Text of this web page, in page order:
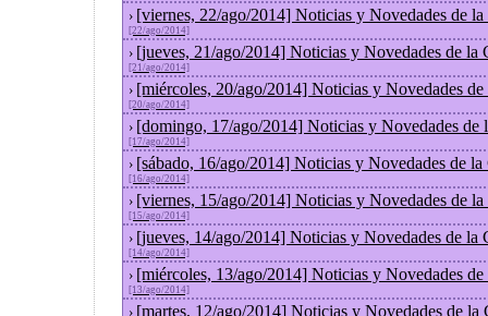
› [viernes, 22/ago/2014] Noticias y Novedades de
[22/ago/2014]
› [jueves, 21/ago/2014] Noticias y Novedades de la
[21/ago/2014]
› [miércoles, 20/ago/2014] Noticias y Novedades
[20/ago/2014]
› [domingo, 17/ago/2014] Noticias y Novedades de
[17/ago/2014]
› [sábado, 16/ago/2014] Noticias y Novedades de
[16/ago/2014]
› [viernes, 15/ago/2014] Noticias y Novedades de
[15/ago/2014]
› [jueves, 14/ago/2014] Noticias y Novedades de la
[14/ago/2014]
› [miércoles, 13/ago/2014] Noticias y Novedades
[13/ago/2014]
› [martes, 12/ago/2014] Noticias y Novedades de la